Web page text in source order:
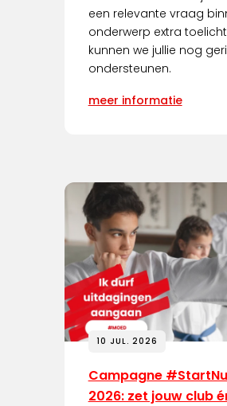
een relevante vraag
onderwerp extra
kunnen we jullie nog
ondersteunen.
meer informatie
10 JUL. 2026
Campagne
2026: zet jouw club